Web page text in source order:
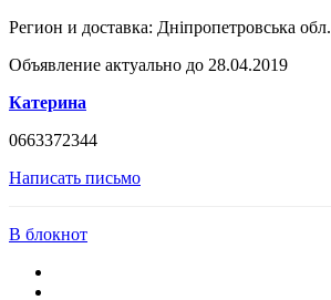
Регион и доставка: Дніпропетровська обл.
Объявление актуально до 28.04.2019
Катерина
0663372344
Написать письмо
В блокнот